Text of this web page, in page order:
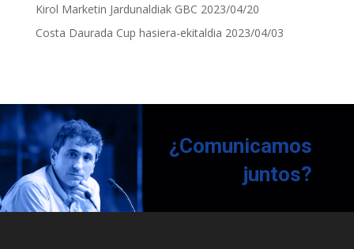
Kirol Marketin Jardunaldiak GBC 2023/04/20
Costa Daurada Cup hasiera-ekitaldia 2023/04/03
¿Comunicamos
juntos?